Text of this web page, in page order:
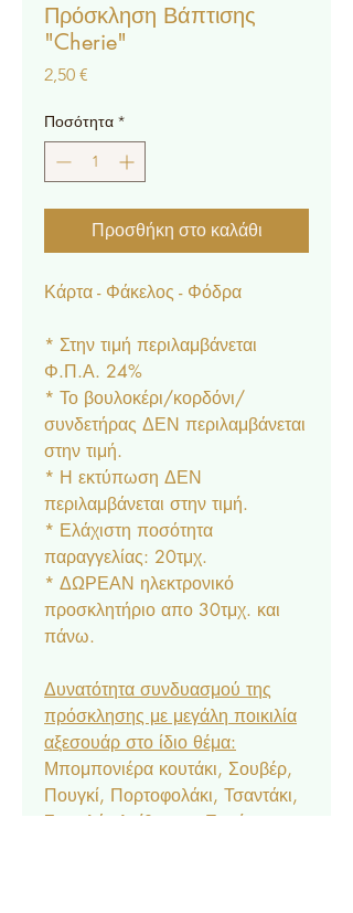
Πρόσκληση Βάπτισης
"Cherie"
2,50 €
Ποσότητα *
Προσθήκη στο καλάθι
Κάρτα - Φάκελος - Φόδρα
* Στην τιμή περιλαμβάνεται
Φ.Π.Α. 24%
* Το βουλοκέρι/κορδόνι/
συνδετήρας ΔΕΝ περιλαμβάνεται
στην τιμή.
* Η εκτύπωση ΔΕΝ
περιλαμβάνεται στην τιμή.
* Ελάχιστη ποσότητα
παραγγελίας: 20τμχ.
* ΔΩΡΕΑΝ ηλεκτρονικό
προσκλητήριο απο 30τμχ. και
πάνω.
Δυνατότητα συνδυασμού της
πρόσκλησης με μεγάλη ποικιλία
αξεσουάρ στο ίδιο θέμα:
Μπομπονιέρα κουτάκι, Σουβέρ,
Πουγκί, Πορτοφολάκι, Τσαντάκι,
Σουπλά, Αρίθμηση, Ετικέτα